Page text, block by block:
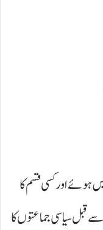
ہوئے اور کسی قسم کا
قبل سیاسی جماعتوں کا